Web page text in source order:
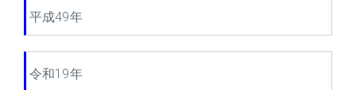
平成49年
令和19年